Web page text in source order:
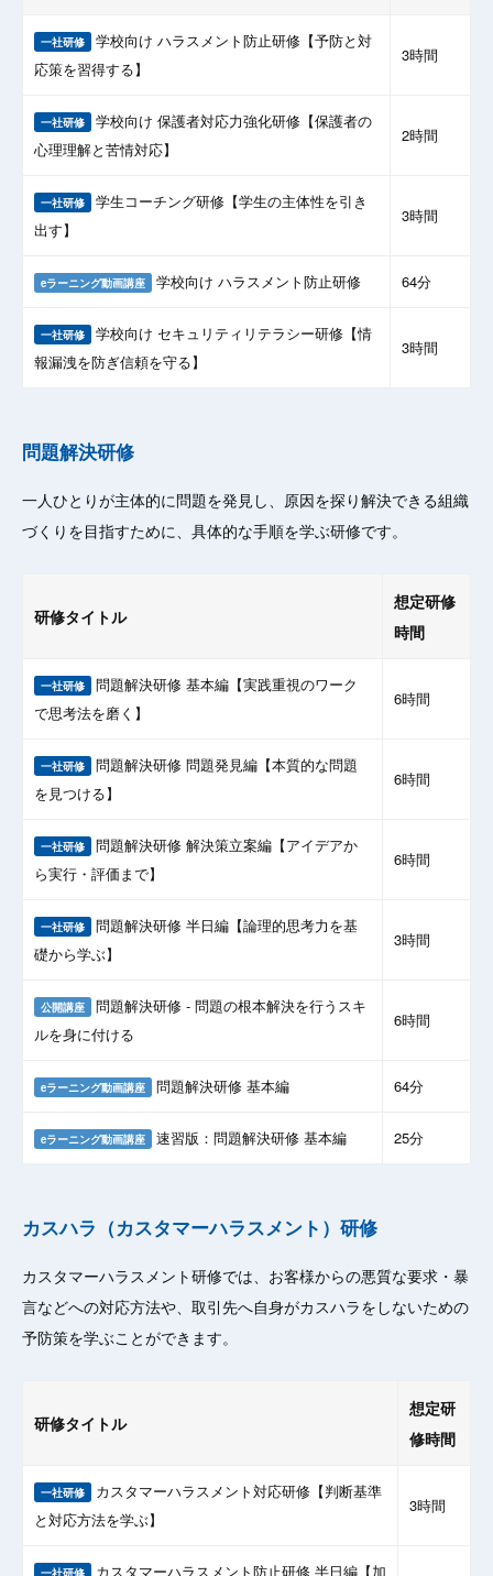
一社研修 学校向け ハラスメント防止研修【予防と対
応策を習得する】
3時間
一社研修 学校向け 保護者対応力強化研修【保護者の
心理理解と苦情対応】
2時間
一社研修 学生コーチング研修【学生の主体性を引き
出す】
3時間
eラーニング動画講座 学校向け ハラスメント防止研修 64分
一社研修 学校向け セキュリティリテラシー研修【情
報漏洩を防ぎ信頼を守る】
3時間
問題解決研修
一人ひとりが主体的に問題を発見し、原因を探り解決できる組織
づくりを目指すために、具体的な手順を学ぶ研修です。
研修タイトル
想定研修
時間
一社研修 問題解決研修 基本編【実践重視のワーク
で思考法を磨く】
6時間
一社研修 問題解決研修 問題発見編【本質的な問題
を見つける】
6時間
一社研修 問題解決研修 解決策立案編【アイデアか
ら実行・評価まで】
6時間
一社研修 問題解決研修 半日編【論理的思考力を基
礎から学ぶ】
3時間
公開講座 問題解決研修 - 問題の根本解決を行うスキ
ルを身に付ける
6時間
eラーニング動画講座 問題解決研修 基本編 64分
eラーニング動画講座 速習版：問題解決研修 基本編 25分
カスハラ（カスタマーハラスメント）研修
カスタマーハラスメント研修では、お客様からの悪質な要求・暴
言などへの対応方法や、取引先へ自身がカスハラをしないための
予防策を学ぶことができます。
研修タイトル
想定研
修時間
一社研修 カスタマーハラスメント対応研修【判断基準
と対応方法を学ぶ】
3時間
一社研修 カスタマーハラスメント防止研修 半日編【加